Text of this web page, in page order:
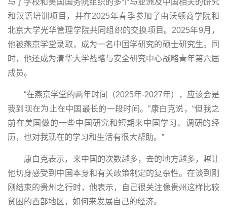
和汉语培训项目，并在2025年春季参加了由沃顿商学院和
北京大学光华管理学院共同组织的交换项目。2025年9月，
他被燕京学堂录取，成为一名中国学研究的硕士研究生。同
时，他还成为清华大学战略与安全研究中心战略青年第六届
成员。
“在燕京学堂的两年时间（2025年-2027年），应该会是
我到现在为止在中国最长的一段时间。”康白克说，“但我之
前在美国做的一些中国研究和短期来中国学习、调研的经
历，也对我现在的学习和生活有很大帮助。”
康白克表示，来中国的次数越多，去的地方越多，越让
他切身感受到中国本身和有关政策制定的复杂性。在谈到刚
刚结束的贵州之行时，他表示，自己很关注像贵州这样比较
贫困的西部地区，如何来发展自己的经济。